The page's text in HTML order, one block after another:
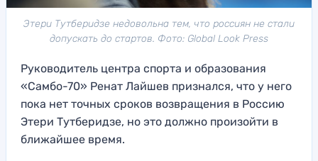
Этери Тутберидзе недовольна тем, что россиян не стали
допускать до стартов. Фото: Global Look Press
Руководитель центра спорта и образования
«Самбо-70» Ренат Лайшев признался, что у него
пока нет точных сроков возвращения в Россию
Этери Тутберидзе, но это должно произойти в
ближайшее время.